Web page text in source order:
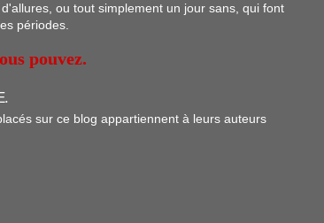
ou tout simplement un jour sans, qui font
périodes.
pouvez.
sur ce blog appartiennent à leurs auteurs